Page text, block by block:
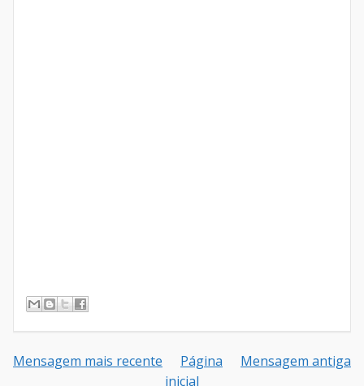
Mensagem mais recente Mensagem antiga
Página
inicial